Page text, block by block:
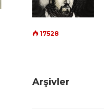
17528
Arşivler